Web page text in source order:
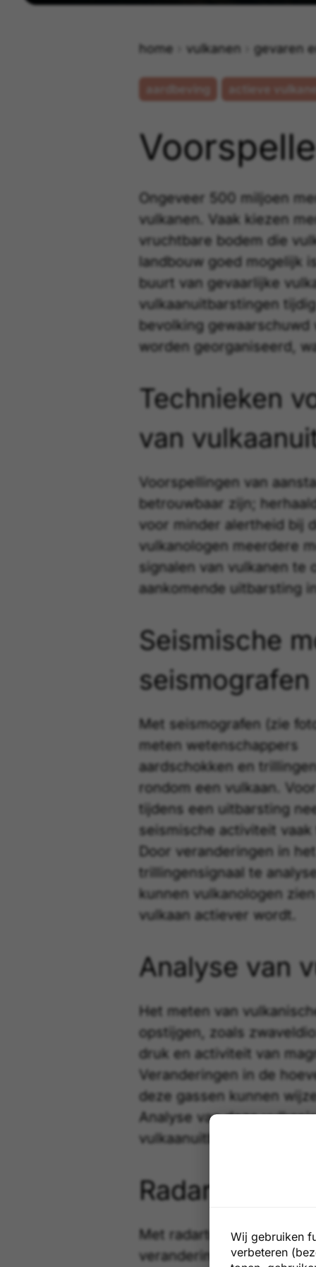
home vulkanen gevaren
aardbeving actieve
Ongeveer 500 miljoen
vulkanen . Vaak kiezen
vruchtbare bodem die
landbouw goed mogelijk
buurt van gevaarlijke
vulkaanuitbarstingen
bevolking
worden georganiseerd,
Technieken
van
Voorspellingen van
betrouwbaar zijn;
voor minder alertheid bij
vulkanologen meerdere
signalen van vulkanen te
aankomende uitbarsting
Seismische
seismografen
Met seismografen (zie
meten wetenschappers
aardschokken en trillingen
rondom een vulkaan.
tijdens een uitbarsting
seismische activiteit vaak
Door veranderingen in het
trillingensignaal te
kunnen vulkanologen
vulkaan actiever wordt.
Analyse van
Het meten van
opstijgen, zoals
druk en activiteit van
Veranderingen in de
deze gassen kunnen
Analyse van deze
vulkaanuitbarsting te
Radar en
Met radartechnieken en
veranderingen in de
Wij gebruiken
verbeteren